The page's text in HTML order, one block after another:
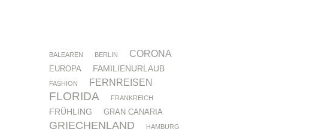
BALEAREN BERLIN CORONA
EUROPA FAMILIENURLAUB
FASHION FERNREISEN
FLORIDA FRANKREICH
FRÜHLING GRAN CANARIA
GRIECHENLAND HAMBURG